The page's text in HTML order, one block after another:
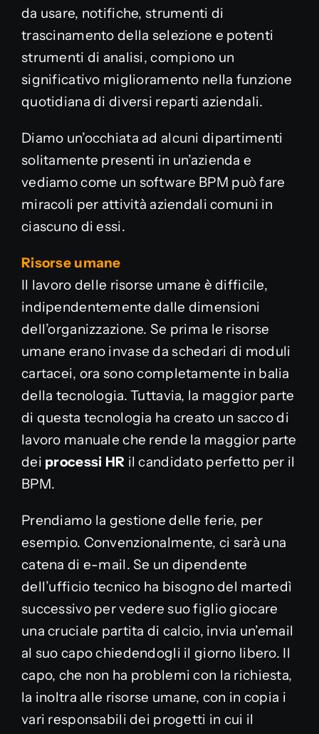
da usare, notifiche, strumenti di
trascinamento della selezione e potenti
strumenti di analisi, compiono un
significativo miglioramento nella funzione
quotidiana di diversi reparti aziendali.
Diamo un’occhiata ad alcuni dipartimenti
solitamente presenti in un’azienda e
vediamo come un software BPM può fare
miracoli per attività aziendali comuni in
ciascuno di essi.
Risorse umane
Il lavoro delle risorse umane è difficile,
indipendentemente dalle dimensioni
dell’organizzazione. Se prima le risorse
umane erano invase da schedari di moduli
cartacei, ora sono completamente in balia
della tecnologia. Tuttavia, la maggior parte
di questa tecnologia ha creato un sacco di
lavoro manuale che rende la maggior parte
dei processi HR il candidato perfetto per il
BPM.
Prendiamo la gestione delle ferie, per
esempio. Convenzionalmente, ci sarà una
catena di e-mail. Se un dipendente
dell’ufficio tecnico ha bisogno del martedì
successivo per vedere suo figlio giocare
una cruciale partita di calcio, invia un’email
al suo capo chiedendogli il giorno libero. Il
capo, che non ha problemi con la richiesta,
la inoltra alle risorse umane, con in copia i
vari responsabili dei progetti in cui il